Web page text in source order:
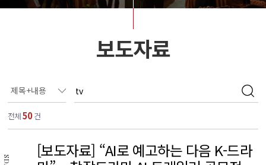
보도자료
전체50건
SDA
[보도자료] “AI로 예고하는 다음 K-드라